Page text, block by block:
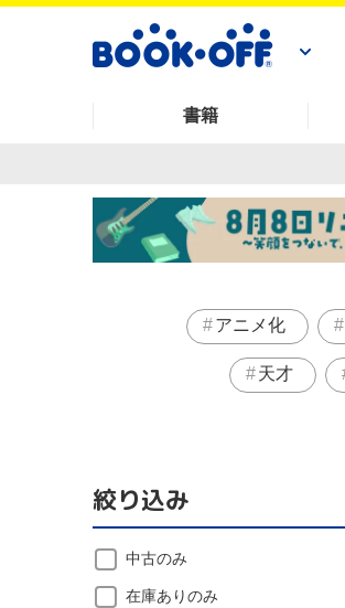
書籍
アニメ化
天才
絞り込み
中古のみ
在庫ありのみ